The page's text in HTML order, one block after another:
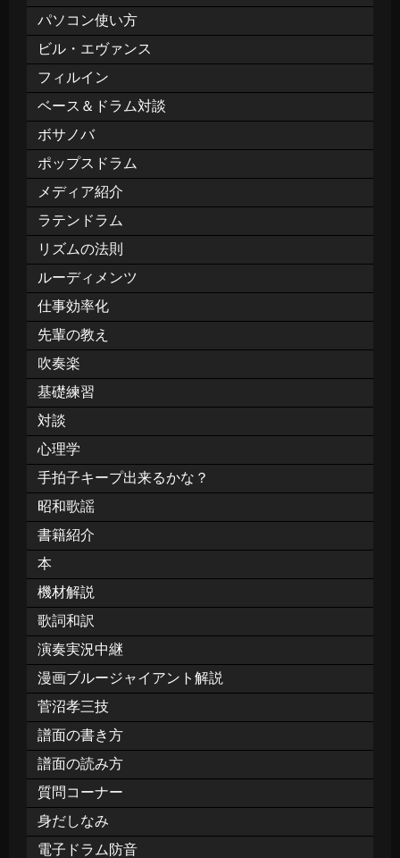
パソコン使い方
ビル・エヴァンス
フィルイン
ベース＆ドラム対談
ボサノバ
ポップスドラム
メディア紹介
ラテンドラム
リズムの法則
ルーディメンツ
仕事効率化
先輩の教え
吹奏楽
基礎練習
対談
心理学
手拍子キープ出来るかな？
昭和歌謡
書籍紹介
本
機材解説
歌詞和訳
演奏実況中継
漫画ブルージャイアント解説
菅沼孝三技
譜面の書き方
譜面の読み方
質問コーナー
身だしなみ
電子ドラム防音